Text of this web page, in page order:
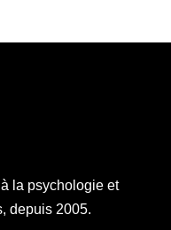
la psychologie et
depuis 2005.